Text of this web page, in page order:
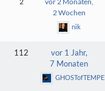
2 Wochen
nik
112
vor 1 Jahr,
7 Monaten